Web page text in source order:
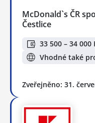
McDonald`s ČR
Čestlice
33 500 – 34 000
Vhodné také
Zveřejněno: 31.